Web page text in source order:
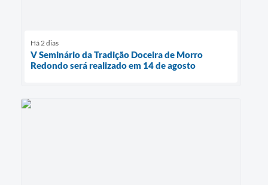
Há 2 dias
V Seminário da Tradição Doceira de Morro
Redondo será realizado em 14 de agosto